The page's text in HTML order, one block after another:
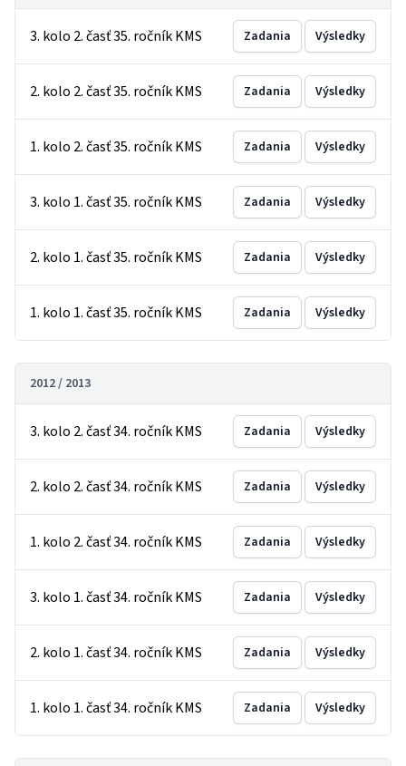
3. kolo 2. časť 35. ročník KMS Zadania Výsledky
2. kolo 2. časť 35. ročník KMS Zadania Výsledky
1. kolo 2. časť 35. ročník KMS Zadania Výsledky
3. kolo 1. časť 35. ročník KMS Zadania Výsledky
2. kolo 1. časť 35. ročník KMS Zadania Výsledky
1. kolo 1. časť 35. ročník KMS Zadania Výsledky
2012 / 2013
3. kolo 2. časť 34. ročník KMS Zadania Výsledky
2. kolo 2. časť 34. ročník KMS Zadania Výsledky
1. kolo 2. časť 34. ročník KMS Zadania Výsledky
3. kolo 1. časť 34. ročník KMS Zadania Výsledky
2. kolo 1. časť 34. ročník KMS Zadania Výsledky
1. kolo 1. časť 34. ročník KMS Zadania Výsledky